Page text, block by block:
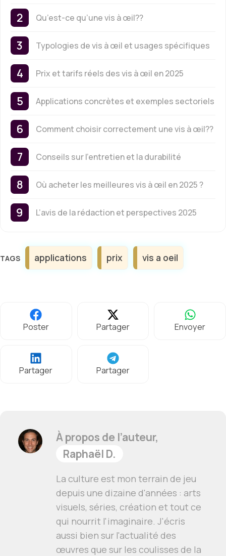
Qu’est-ce qu’une vis à œil??
Typologies de vis à œil et usages spécifiques
Prix et tarifs réels des vis à œil en 2025
Applications concrètes et exemples sectoriels
Comment choisir correctement une vis à œil??
Conseils sur l’entretien et la durabilité
Où acheter les meilleures vis à œil en 2025 ?
L’avis de la rédaction et perspectives 2025
Étiquettes
applications prix vis a oeil
Poster Partager Envoyer
Partager Partager
À propos de l’auteur,
Raphaël D.
La culture est mon terrain de jeu
depuis une dizaine d'années : arts
visuels, séries, création et tout ce
qui nourrit l'imaginaire. J'écris
aussi bien sur l'actualité des
œuvres que sur les coulisses de la